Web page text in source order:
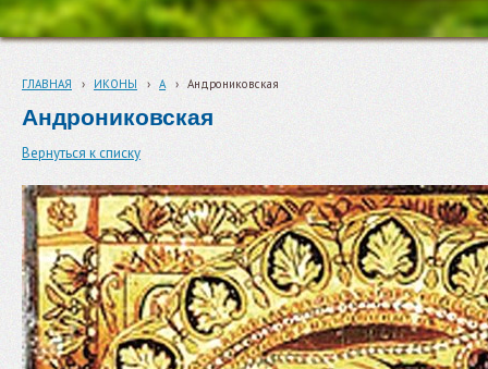
ГЛАВНАЯ › ИКОНЫ › А › Андрониковская
Андрониковская
Вернуться к списку